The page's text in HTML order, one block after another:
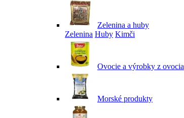
Zelenina a huby
Zelenina Huby Kimči
Ovocie a výrobky z ovocia
Morské produkty